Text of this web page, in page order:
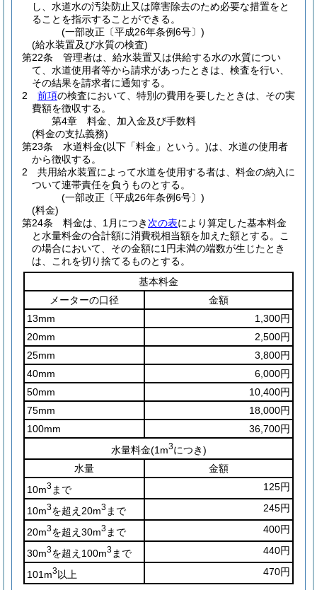
し、水道水の汚染防止又は障害除去のため必要な措置をと
ることを指示することができる。
(一部改正〔平成26年条例6号〕)
(給水装置及び水質の検査)
第22条
管理者は、給水装置又は供給する水の水質につい
て、水道使用者等から請求があったときは、検査を行い、
その結果を請求者に通知する。
2
前項の検査において、特別の費用を要したときは、その実
費額を徴収する。
第4章
料金、加入金及び手数料
(料金の支払義務)
第23条
水道料金(以下「料金」という。)は、水道の使用者
から徴収する。
2
共用給水装置によって水道を使用する者は、料金の納入に
ついて連帯責任を負うものとする。
(一部改正〔平成26年条例6号〕)
(料金)
第24条
料金は、1月につき 次の表により算定した基本料金
と水量料金の合計額に消費税相当額を加えた額とする。
こ
の場合において、その金額に1円未満の端数が生じたとき
は、これを切り捨てるものとする。
基本料金
メーターの口径
金額
13mm
1,300円
20mm
2,500円
25mm
3,800円
40mm
6,000円
50mm
10,400円
75mm
18,000円
100mm
36,700円
水量料金(1m3につき)
水量
金額
10m3 まで 125円
10m3を超え20m3 まで 245円
20m3を超え30m3 まで 400円
30m3を超え100m3 まで 440円
101m3以上 470円